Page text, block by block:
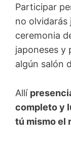
Participar
no olvidarás
ceremonia
japoneses y
algún salón
Allí
completo y
tú mismo el